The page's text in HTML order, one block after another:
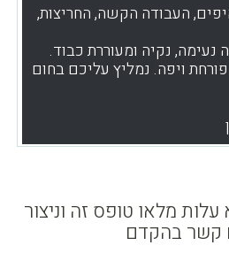
העבודה הקשה, החריצות,
נקיה ומעוררת כבוד.
ויפה. נמליץ עליכם בחום
מלאו טופס זה וניצור
קשר בהקדם